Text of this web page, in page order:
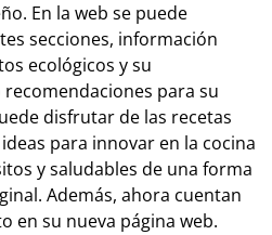
En la web se puede
secciones, información
ecológicos y su
para su
disfrutar de las recetas
ideas para innovar en la cocina
y saludables de una forma
Además, ahora cuentan
en su nueva página web.